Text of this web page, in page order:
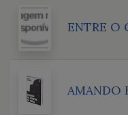
ENTRE O
AMANDO